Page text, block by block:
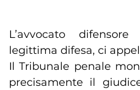
L’avvocato
legittima difesa, ci
Il Tribunale penale
precisamente il